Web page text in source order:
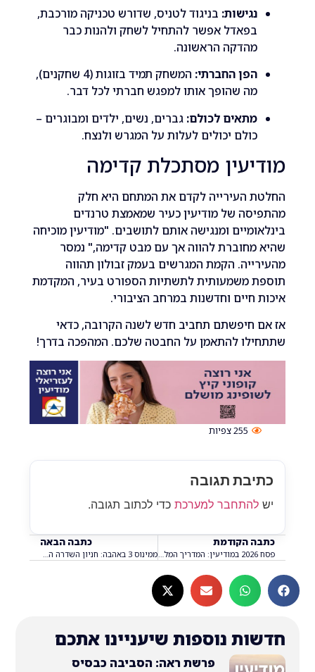
בניגוד לטניס, שדורש טכניקה מורכבת,
בפאדל אפשר להתחיל לשחק ולהנות כבר
מהדקה הראשונה.
הפן החברתי:
המשחק תמיד בזוגות (4 שחקנים),
מה שהופך אותו למפגש חברתי לכל דבר.
מתאים לכולם:גברים, נשים, ילדים ומבוגרים –
כולם יכולים לעלות על המגרש ולנצח.
מסתכלת קדימה
העירייה לקדם את המתחם היא חלק
של מודיעין כעיר שמאמצת טרנדים
ומנגישה אותם לתושבים. "מודיעין מוכיחה
להווה אך עם מבט קדימה," נמסר
הקמת המגרשים בעמק זבולון תהווה
משמעותית לתשתיות הספורט בעיר, המקדמת
וחדשנות במרחב הציבורי.
חיפשתם תחביב חדש לשנה הקרובה, כדאי
להתאמן על החבטה שלכם. המהפכה בדרך!
תגובה
למערכתכדי לכתוב תגובה.
הקודמת
פסח 2026 במודיעין: המדריך המלא להגעלת כלים וביעור חמץ ברחבי העיר ממינוס 3 באהבה: חניון השדרה הופך למתחם אטרקציות ענק לילדים ולנוער
נוספות שיעניינו אתכם
פרשת ראה: הסביבה כבסיס